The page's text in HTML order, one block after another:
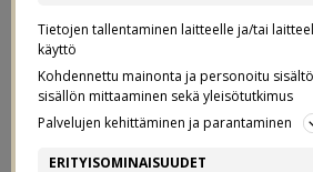
NYT GRILLATAAN
Tietojen tallentaminen laitteelle ja/tai
käyttö
Kohdennettu mainonta ja personoitu
sisällön mittaaminen sekä yleisötutkimus
Palvelujen kehittäminen ja parantaminen
ERITYISOMINAISUUDET